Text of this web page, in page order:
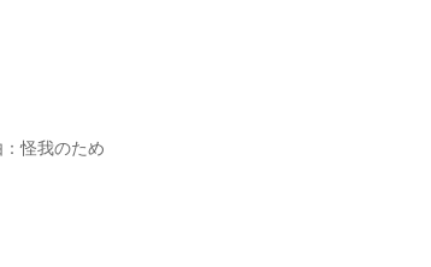
怪我のため